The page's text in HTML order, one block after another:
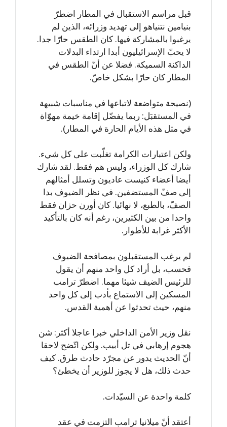
قبل مراسم الاستقبال في المطار اضطرّ
بنيامين نتنياهو إلى تهديد وزرائه، الذين لم
يرغبوا بالمشاركة فيها. كان الطقس حارّا جدا.
لا يحبّ الإسرائيليون أبدا ارتداء البدلات
الداكنة السميكة. فضلا عن أنّ الطقس في
المطار كان حارّا بشكل خاصّ.
(نصيحة متواضعة لاتباعها في مناسبات شبيهة
في المستقبَل: ربما يفضّل إقامة خيمة مهوّاة
في مثل هذه الأيام الحارة في المطار).
ولكن اعتبارات الكرامة تغلّبت على كل شيء.
شارك كل الوزراء، وليس هم فقط. لقد شارك
أيضا أعضاء كنيست عاديون وتسلل أمثالهم
إلى صفّ المستضفين. في نظر الضيوف بدا
الصفّ، بالطبع، لا نهائيا. كان أورن حزان فقط
واحدا من بين الكثيرين، رغم أنه كان بالتأكيد
الأكثر غرابة للأطوار.
لم يرغب المستقبلون بمصافحة الضيوف
فحسب، بل أراد كل واحد منهم أن يقول
للرئيس الضيف شيئا مهما. اضطرّ ترامب
المسكين إلى الاستماع بأدب إلى كل واحد
منهم، حيث تحدثوا عن أهمية القدس.
نقل وزير الأمن الداخلي خبرا عاجلا أكثر: شن
هجوم إرهابي في تل أبيب. ولكن اتّضح لاحقا
أنّ الحديث يدور عن مجرّد حادث طرق. كيف
حدث ذلك، هل لا يجوز للوزير أن يخطئ؟
كلمة واحدة عن السيّدات.
أعتقد أنّ ميلانيا ترامب التزمت في عقد